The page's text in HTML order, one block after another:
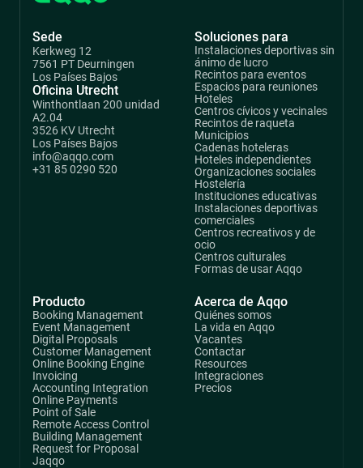
Sede
Kerkweg 12
7561 PT Deurningen
Los Países Bajos
Oficina Utrecht
Winthontlaan 200 unidad
A2.04
3526 KV Utrecht
Los Países Bajos
info@aqqo.com
+31 85 0290 520
Producto
Booking Management
Event Management
Digital Proposals
Customer Management
Online Booking Engine
Invoicing
Accounting Integration
Online Payments
Point of Sale
Remote Access Control
Building Management
Request for Proposal
Jaqqo
Soluciones para
Instalaciones deportivas sin
ánimo de lucro
Recintos para eventos
Espacios para reuniones
Hoteles
Centros cívicos y vecinales
Recintos de raqueta
Municipios
Cadenas hoteleras
Hoteles independientes
Organizaciones sociales
Hostelería
Instituciones educativas
Instalaciones deportivas
comerciales
Centros recreativos y de
ocio
Centros culturales
Formas de usar Aqqo
Acerca de Aqqo
Quiénes somos
La vida en Aqqo
Vacantes
Contactar
Resources
Integraciones
Precios